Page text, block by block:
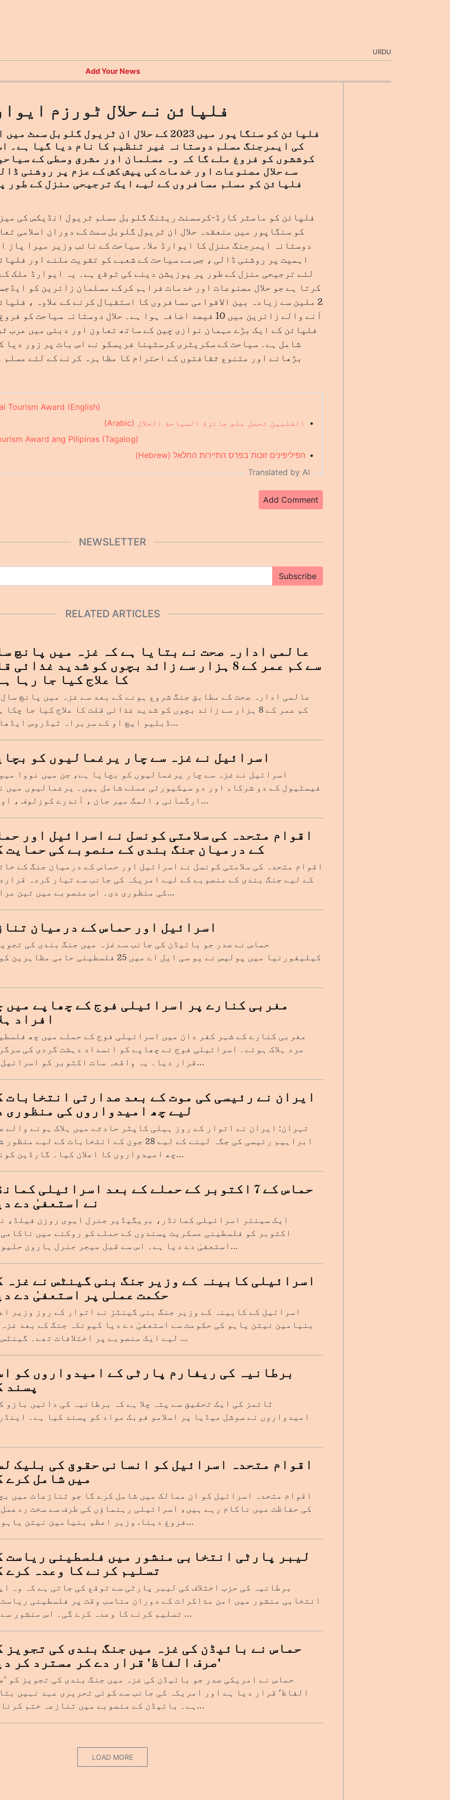
URDU
Add Your News
فلپائن نے حلال ٹورزم
فلپائن کو سنگاپور میں 2023 کے حلال ان ٹریول
کی ایمرجنگ مسلم دوستانہ غیر تنظیم کا نام دیا گیا ہے۔
کوششوں کو فروغ ملے گا کہ وہ مسلمان اور مشرق وسطی کے
سے حلال مصنوعات اور خدمات کی پیش کش کے عزم پر روشنی
فلپائن کو مسلم مسافروں کے لیے ایک ترجیحی منزل کے طور
کو سنگاپور میں منعقدہ حلال ان ٹریول گلوبل سمٹ کے دوران اسلامی
دوستانہ ایمرجنگ منزل کا ایوارڈ ملا۔ سیاحت کے نائب وزیر میرا پاز
اہمیت پر روشنی ڈالی ، جس سے سیاحت کے شعبے کو تقویت ملنے اور
لئے ترجیحی منزل کے طور پر پوزیشن دینے کی توقع ہے۔ یہ ایوارڈ ملک
2 ملین سے زیادہ بین الاقوامی مسافروں کا استقبال کرنے کے علاوہ ،
آنے والے زائرین میں 10 فیصد اضافہ ہوا ہے۔ حلال دوستانہ
فلپائن کے ایک بڑے مہمان نوازی چین کے ساتھ تعاون اور دبئی میں عرب
شامل ہے۔ سیاحت کے سکریٹری کرسٹینا فریسکو نے اس بات پر زور دیا
بڑھانے اور متنوع ثقافتوں کے احترام کا مظاہرہ کرنے کے لئے
Tourism Award (English)
•
الفلبين تحصل على جائزة السياحة الحلال (Arabic)
Award ang Pilipinas (Tagalog)
• הפיליפינים זוכות בפרס התיירות החלאל (Hebrew)
Translated by AI
Add Comment
NEWSLETTER
Subscribe
RELATED ARTICLES
عالمی ادارہ صحت نے بتایا ہے کہ غزہ میں پانچ
سے کم عمر کے 8 ہزار سے زائد بچوں کو شدید غذائی
کا علاج کیا جا رہا
عالمی ادارہ صحت کے مطابق جنگ شروع ہونے کے بعد سے غزہ میں پانچ
کم عمر کے 8 ہزار سے زائد بچوں کو شدید غذائی قلت کا علاج کیا جا چکا
ڈبلیو ایچ او کے سربراہ ٹیڈروس ایڈھانو...
اسرائیل نے غزہ سے چار یرغمالیوں کو
اسرائیل نے غزہ سے چار یرغمالیوں کو بچایا ہے، جن میں نووا
فیسٹیول کے دو شرکاء اور دو سیکیورٹی عملے شامل ہیں۔ یرغمالیوں میں
ارگمانی ، المگ میر جان ، آندرے کوزلوف ، اور ش...
اقوام متحدہ کی سلامتی کونسل نے اسرائیل اور
کے درمیان جنگ بندی کے منصوبے کی حمایت
اقوام متحدہ کی سلامتی کونسل نے اسرائیل اور حماس کے درمیان جنگ کے
کے لیے جنگ بندی کے منصوبے کے لیے امریکہ کی جانب سے تیار کردہ
کی منظوری دی۔ اس منصوبے میں تین مراحل...
اسرائیل اور حماس کے درمیان
حماس نے صدر جو بائیڈن کی جانب سے غزہ میں جنگ بندی کی
کیلیفورنیا میں پولیس نے یو سی ایل اے میں 25
مغربی کنارے پر اسرائیلی فوج کے چھاپے میں
افراد
مغربی کنارے کے شہر کفر دان میں اسرائیلی فوج کے حملے میں چھ
مرد ہلاک ہوئے۔ اسرائیلی فوج نے چھاپے کو انسداد دہشت گردی کی
قرار دیا۔ یہ واقعہ سات اکتوبر کو اسرائیل او...
ایران نے رئیسی کی موت کے بعد صدارتی انتخابات
لیے چھ امیدواروں کی منظوری
تہران: ایران نے اتوار کے روز ہیلی کاپٹر حادثے میں ہلاک ہونے والے
ابراہیم رئیسی کی جگہ لینے کے لیے 28 جون کے انتخابات کے لیے
چھ امیدواروں کا اعلان کیا۔ گارڈین کونسل...
حماس کے 7 اکتوبر کے حملے کے بعد اسرائیلی
نے استعفیٰ دے
اکتوبر کو فلسطینی عسکریت پسندوں کے حملے کو روکنے میں
استعفیٰ دے دیا ہے۔ اس سے قبل میجر جنرل ہارون حلیوا ن...
اسرائیلی کابینہ کے وزیر جنگ بنی گینٹس نے غزہ
حکمت عملی پر استعفیٰ دے
اسرائیل کے کابینہ کے وزیر جنگ بنی گینٹز نے اتوار کے روز وزیر
بنیامین نیتن یاہو کی حکومت سے استعفیٰ دے دیا کیونکہ جنگ کے بعد
لیے ایک منصوبے پر اختلافات تھے۔ گینٹس کے ...
برطانیہ کی ریفارم پارٹی کے امیدواروں کو
پسند
ٹائمز کی ایک تحقیق سے پتہ چلا ہے کہ برطانیہ کی دائیں بازو
امیدواروں نے سوشل میڈیا پر اسلامو فوبک مواد کو پسند کیا ہے۔
اقوام متحدہ اسرائیل کو انسانی حقوق کی بلیک
میں شامل کرے
اقوام متحدہ اسرائیل کو ان ممالک میں شامل کرے گا جو تنازعات میں
کی حفاظت میں ناکام رہے ہیں، اسرائیلی رہنماؤں کی طرف سے سخت
فروغ دینا. وزیر اعظم بنیامین نیتن یاہو نے...
لیبر پارٹی انتخابی منشور میں فلسطینی ریاست
تسلیم کرنے کا وعدہ کرے
برطانیہ کی حزب اختلاف کی لیبر پارٹی سے توقع کی جاتی ہے کہ وہ
انتخابی منشور میں امن مذاکرات کے دوران مناسب وقت پر فلسطینی
تسلیم کرنے کا وعدہ کرے گی۔ اس منشور سے یہ ...
حماس نے بائیڈن کی غزہ میں جنگ بندی کی تجویز
'صرف الفاظ' قرار دے کر مسترد کر
حماس نے امریکی صدر جو بائیڈن کی غزہ میں جنگ بندی کی تجویز کو
الفاظ' قرار دیا ہے اور امریکہ کی جانب سے کوئی تحریری عہد نہیں
ہے۔ بائیڈن کے منصوبے میں تنازعہ ختم کرنا او...
LOAD MORE